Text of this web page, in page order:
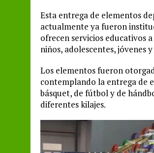
Esta entrega de elementos
actualmente ya fueron
ofrecen servicios educativos
niños, adolescentes, jóvenes
Los elementos fueron
contemplando la entrega de
básquet, de fútbol y de
diferentes kilajes.